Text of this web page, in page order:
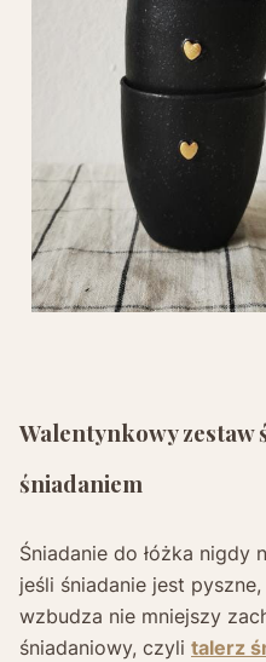
Walentynkowy zestaw
śniadaniem
Śniadanie do łóżka nigdy
jeśli śniadanie jest
wzbudza nie mniejszy
śniadaniowy, czyli talerz